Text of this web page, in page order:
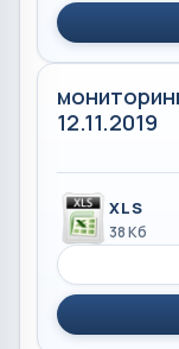
12.11.2019
XLS
38 Кб